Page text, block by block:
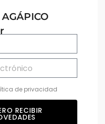
de privacidad
RECIBIR